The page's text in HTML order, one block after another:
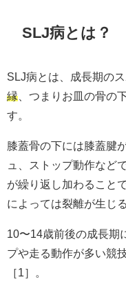
SLJ病とは？
SLJ病とは、成長期の
縁 、つまりお皿の骨の
す。
膝蓋骨の下には膝蓋腱
ュ、ストップ動作など
が繰り返し加わること
によっては裂離が生じ
10〜14歳前後の成長期
プや走る動作が多い競
［1］。